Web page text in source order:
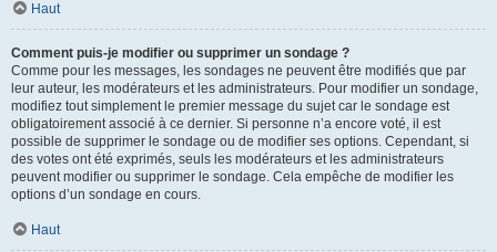
Haut
Comment puis-je modifier ou supprimer un sondage ?
Comme pour les messages, les sondages ne peuvent être modifiés que par
leur auteur, les modérateurs et les administrateurs. Pour modifier un sondage,
modifiez tout simplement le premier message du sujet car le sondage est
obligatoirement associé à ce dernier. Si personne n’a encore voté, il est
possible de supprimer le sondage ou de modifier ses options. Cependant, si
des votes ont été exprimés, seuls les modérateurs et les administrateurs
peuvent modifier ou supprimer le sondage. Cela empêche de modifier les
options d’un sondage en cours.
Haut